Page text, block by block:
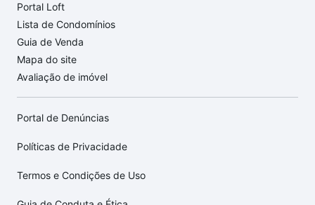
Portal Loft
Lista de Condomínios
Guia de Venda
Mapa do site
Avaliação de imóvel
Portal de Denúncias
Políticas de Privacidade
Termos e Condições de Uso